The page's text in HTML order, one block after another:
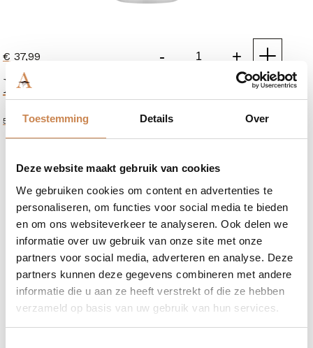
Toestemming Details Over
Deze website maakt gebruik van cookies
We gebruiken cookies om content en advertenties te
personaliseren, om functies voor social media te bieden
en om ons websiteverkeer te analyseren. Ook delen we
informatie over uw gebruik van onze site met onze
partners voor social media, adverteren en analyse. Deze
partners kunnen deze gegevens combineren met andere
informatie die u aan ze heeft verstrekt of die ze hebben
verzameld op basis van uw gebruik van hun services.
€ 37,99 -
Cleanser
aantal
+
Enzyme Face Buff
50 ML